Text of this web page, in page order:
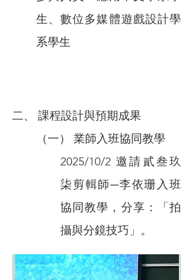
生、數位多媒體遊戲設計學
系學生
二、 課程設計與預期成果
（一） 業師入班協同教學
2025/10/2 邀請貳叁玖
柒剪輯師─李依珊入班
協同教學，分享：「拍
攝與分鏡技巧」。